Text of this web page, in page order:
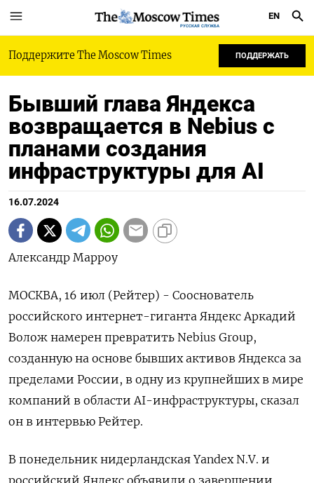
РУССКАЯ СЛУЖБА
EN
Поддержите The Moscow Times ПОДДЕРЖАТЬ
Бывший глава Яндекса
возвращается в Nebius с
планами создания
инфраструктуры для AI
16.07.2024
Александр Марроу
МОСКВА, 16 июл (Рейтер) - Сооснователь
российского интернет-гиганта Яндекс Аркадий
Волож намерен превратить Nebius Group,
созданную на основе бывших активов Яндекса за
пределами России, в одну из крупнейших в мире
компаний в области AI-инфраструктуры, сказал
он в интервью Рейтер.
В понедельник нидерландская Yandex N.V. и
российский Яндекс объявили о завершении